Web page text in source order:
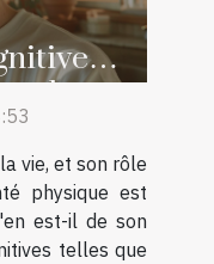
la
vie, et son rôle
physique est
est-il de son
telles que